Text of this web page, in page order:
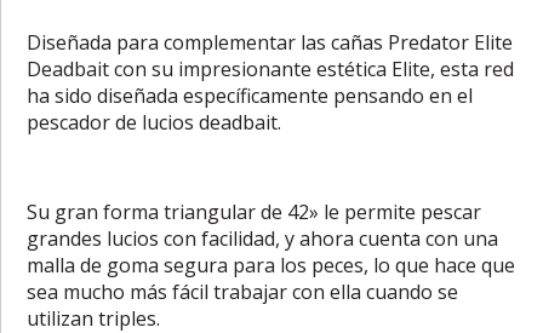
Diseñada para complementar las cañas Predator Elite
Deadbait con su impresionante estética Elite, esta red
ha sido diseñada específicamente pensando en el
pescador de lucios deadbait.
Su gran forma triangular de 42» le permite pescar
grandes lucios con facilidad, y ahora cuenta con una
malla de goma segura para los peces, lo que hace que
sea mucho más fácil trabajar con ella cuando se
utilizan triples.